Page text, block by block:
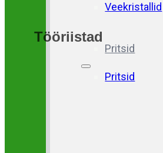
Veekristallid
Tööriistad
Pritsid
Pritsid